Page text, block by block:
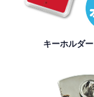
キーホルダー